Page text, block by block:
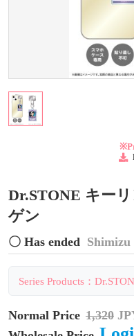
Dr.STONE キー
ゲン
〇 Has ended Shimizu
Series Products：
Normal Price 1,320